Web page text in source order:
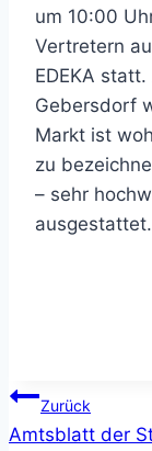
um 10:00
Vertretern
EDEKA
Gebersdorf
Markt ist
zu
– sehr
ausgestattet.
Zurück
Amtsblatt der